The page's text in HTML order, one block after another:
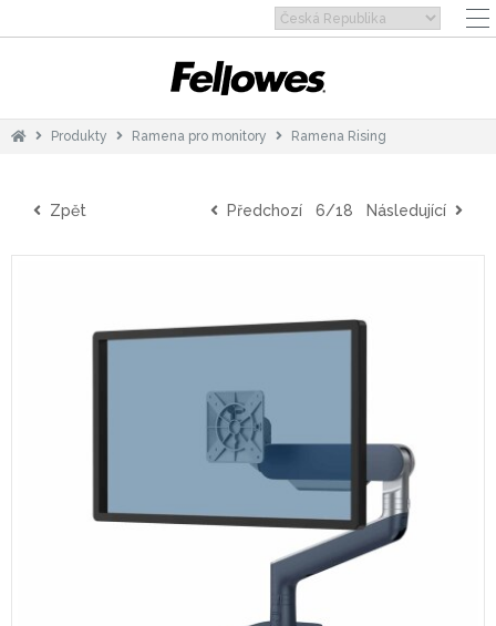
Produkty Ramena pro monitory Ramena Rising
Zpět Předchozí 6/18 Následující